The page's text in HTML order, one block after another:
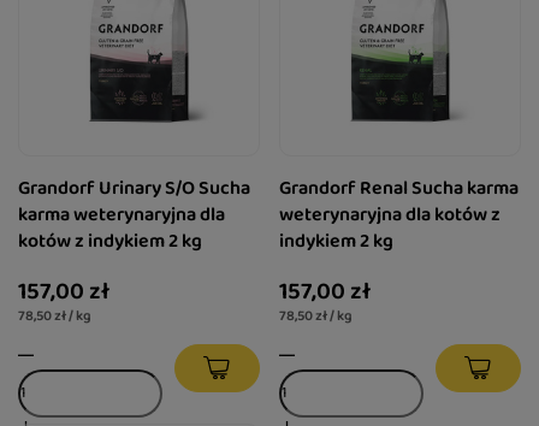
Grandorf Urinary S/O Sucha
karma weterynaryjna dla
kotów z indykiem 2 kg
157,00 zł
78,50 zł / kg
Grandorf Renal Sucha karma
weterynaryjna dla kotów z
indykiem 2 kg
157,00 zł
78,50 zł / kg